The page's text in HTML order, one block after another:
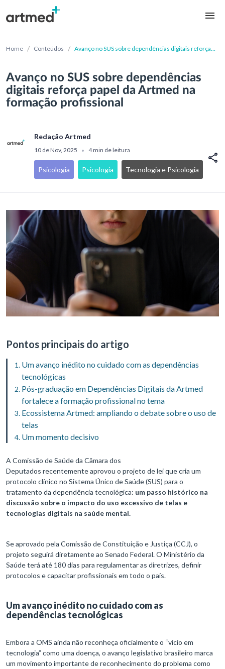
Home / Conteúdos / Avanço no SUS sobre dependências digitais reforça
Avanço no SUS sobre dependências
digitais reforça papel da Artmed na
formação profissional
Redação Artmed
10 de Nov, 2025 • 4 min de leitura
Psicologia Psicologia Tecnologia e Psicologia
Pontos principais do artigo
Um avanço inédito no cuidado com as dependências
tecnológicas
Pós-graduação em Dependências Digitais da Artmed
fortalece a formação profissional no tema
Ecossistema Artmed: ampliando o debate sobre o uso de
telas
Um momento decisivo
A Comissão de Saúde da Câmara dos
Deputados recentemente aprovou o projeto de lei que cria um
protocolo clínico no Sistema Único de Saúde (SUS) para o
tratamento da dependência tecnológica: um passo histórico na
discussão sobre o impacto do uso excessivo de telas e
tecnologias digitais na saúde mental.
Se aprovado pela Comissão de Constituição e Justiça (CCJ), o
projeto seguirá diretamente ao Senado Federal. O Ministério da
Saúde terá até 180 dias para regulamentar as diretrizes, definir
protocolos e capacitar profissionais em todo o país.
Um avanço inédito no cuidado com as
dependências tecnológicas
Embora a OMS ainda não reconheça oficialmente o “vício em
tecnologia” como uma doença, o avanço legislativo brasileiro marca
um movimento importante de reconhecimento do problema como